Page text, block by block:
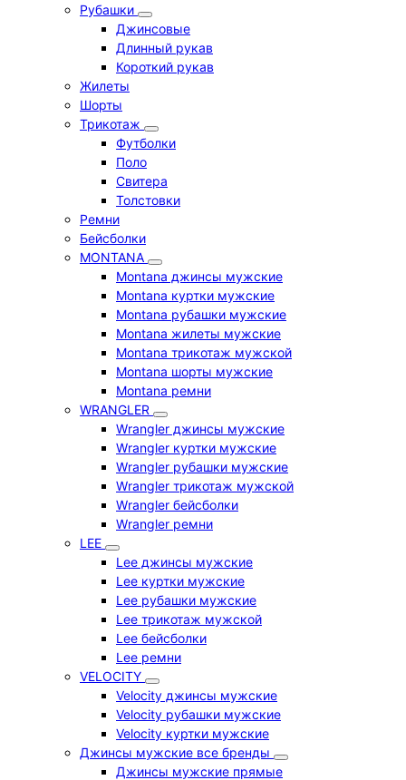
Рубашки
Джинсовые
Длинный рукав
Короткий рукав
Жилеты
Шорты
Трикотаж
Футболки
Поло
Свитера
Толстовки
Ремни
Бейсболки
MONTANA
Montana джинсы мужские
Montana куртки мужские
Montana рубашки мужские
Montana жилеты мужские
Montana трикотаж мужской
Montana шорты мужские
Montana ремни
WRANGLER
Wrangler джинсы мужские
Wrangler куртки мужские
Wrangler рубашки мужские
Wrangler трикотаж мужской
Wrangler бейсболки
Wrangler ремни
LEE
Lee джинсы мужские
Lee куртки мужские
Lee рубашки мужские
Lee трикотаж мужской
Lee бейсболки
Lee ремни
VELOCITY
Velocity джинсы мужские
Velocity рубашки мужские
Velocity куртки мужские
Джинсы мужские все бренды
Джинсы мужские прямые